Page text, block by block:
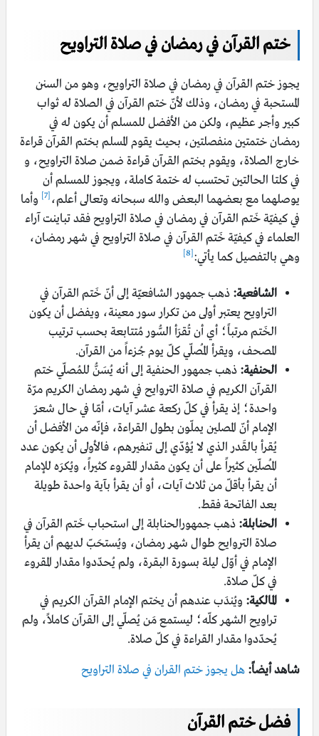
ختم القرآن في رمضان في صلاة التراويح
يجوز ختم القرآن في رمضان في صلاة التراويح، وهو من السنن
المستحبة في رمضان، وذلك لأنّ ختم القرآن في الصلاة له ثواب
كبير وأجر عظيم، ولكن من الأفضل للمسلم أن يكون له في
رمضان ختمتين منفصلتين، بحيث يقوم المسلم بختم القرآن قراءة
خارج الصلاة، ويقوم بختم القرآن قراءة ضمن صلاة التراويح، و
في كلتا الحالتين تحتسب له ختمة كاملة، ويجوز للمسلم أن
يوصلهما مع بعضهما البعض والله سبحانه وتعالى أعلم،[7]
وأما
في كيفيّة خَتم القرآن في رمضان في صلاة التراويح فقد تباينت آراء
العلماء في كيفيّة خَتم القرآن في صلاة التراويح في شهر رمضان،
وهي بالتفصيل كما يأتي:[8]
الشافعية: ذهب جمهور الشافعيّة إلى أنّ خَتم القرآن في
التراويح يعتبر أولى من تكرار سور معينة، ويفضل أن يكون
الخَتم مرتباً؛ أي أن تُقرَأ السُّور مُتتابعة بحسب ترتيب
المصحف، ويقرأ المُصلّي كلّ يوم جُزءاً من القرآن.
الحنفية: ذهب جمهور الحنفية إلى أنه يُسَنُّ للمُصلّي ختم
القرآن الكريم في صلاة التروايح في شهر رمضان الكريم مرّة
واحدة؛ إذ يقرأ في كلّ ركعة عشر آيات، أمّا في حال شعرَ
الإمام أنّ المصلين يملّون بطول القراءة، فإنّه من الأفضل أن
يُقرأ بالقَدر الذي لا يُؤدّي إلى تنفيرهم، فالأولى أن يكون عدد
المُصلّين كثيراً على أن يكون مقدار المقروء كثيراً، ويُكرَه للإمام
أن يقرأ بأقلّ من ثلاث آيات، أو أن يقرأ بآية واحدة طويلة
بعد الفاتحة فقط.
الحنابلة: ذهب جمهورالحنابلة إلى استحباب خَتم القرآن في
صلاة التروايح طوال شهر رمضان، ويُستحَبّ لديهم أن يقرأ
الإمام في أوّل ليلة بسورة البقرة، ولم يُحدّدوا مقدار المقروء
في كلّ صلاة.
المالكية: ويُندَب عندهم أن يختم الإمام القرآن الكريم في
تراويح الشهر كلّه؛ ليستمع مَن يُصلّي إلى القرآن كاملاً، ولم
يُحدّدوا مقدار القراءة في كلّ صلاة.
شاهد أيضاً: هل يجوز ختم القران في صلاة التراويح
فضل ختم القرآن